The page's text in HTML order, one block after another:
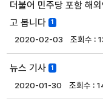
더불어 민주당 포함 해
고 봅니다
1
2020-02-03
뉴스 기사 1
2020-01-30